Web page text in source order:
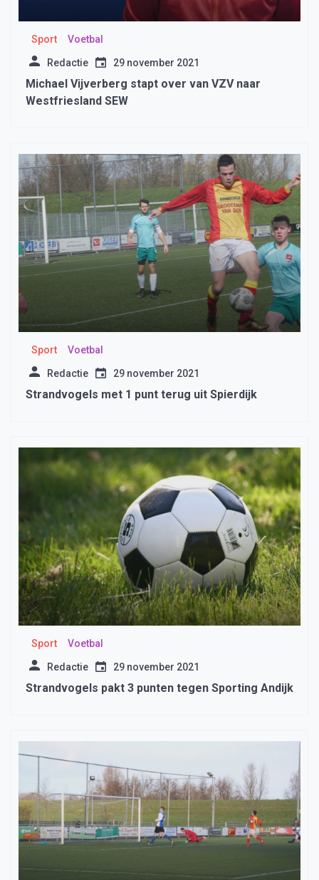
Sport Voetbal
Redactie 29 november 2021
Michael Vijverberg stapt over van VZV naar
Westfriesland SEW
Sport Voetbal
Redactie 29 november 2021
Strandvogels met 1 punt terug uit Spierdijk
Sport Voetbal
Redactie 29 november 2021
Strandvogels pakt 3 punten tegen Sporting Andijk